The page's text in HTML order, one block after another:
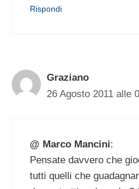
Rispondi
Graziano
26 Agosto 2011 alle
@ Marco Mancini:
Pensate davvero che
tutti quelli che